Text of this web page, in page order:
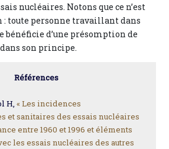
nucléaires. Notons que ce n’est
: toute personne travaillant dans
d’une présomption de
son principe.
Références
H,« Les incidences
et sanitaires des essais nucléaires
entre 1960 et 1996 et éléments
les essais nucléaires des autres